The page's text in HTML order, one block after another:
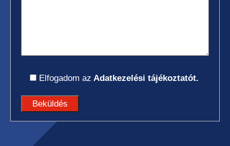
Elfogadom az Adatkezelési tájékoztatót.